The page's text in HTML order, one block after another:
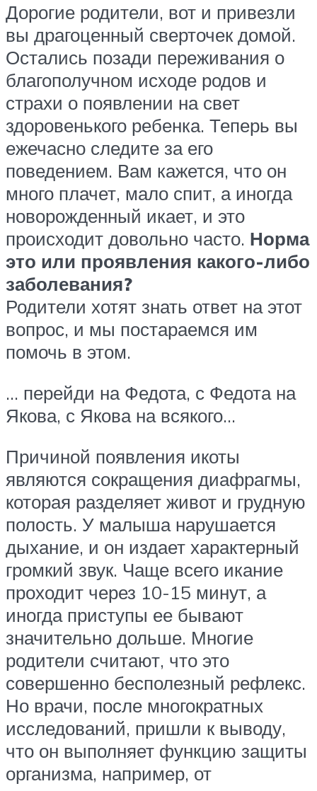
Дорогие родители, вот и привезли
вы драгоценный сверточек домой.
Остались позади переживания о
благополучном исходе родов и
страхи о появлении на свет
здоровенького ребенка. Теперь вы
ежечасно следите за его
поведением. Вам кажется, что он
много плачет, мало спит, а иногда
новорожденный икает, и это
происходит довольно часто. Норма
это или проявления какого-либо
заболевания?
Родители хотят знать ответ на этот
вопрос, и мы постараемся им
помочь в этом.
… перейди на Федота, с Федота на
Якова, с Якова на всякого…
Причиной появления икоты
являются сокращения диафрагмы,
которая разделяет живот и грудную
полость. У малыша нарушается
дыхание, и он издает характерный
громкий звук. Чаще всего икание
проходит через 10-15 минут, а
иногда приступы ее бывают
значительно дольше. Многие
родители считают, что это
совершенно бесполезный рефлекс.
Но врачи, после многократных
исследований, пришли к выводу,
что он выполняет функцию защиты
организма, например, от